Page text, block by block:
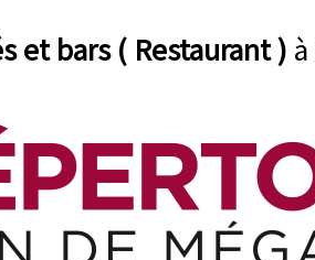
et bars ( Restaurant ) à